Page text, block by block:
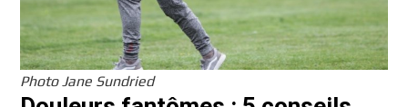
Photo Jane Sundried